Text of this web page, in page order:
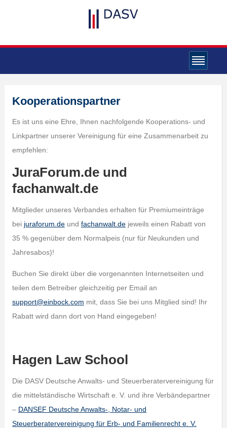
Kooperationspartner
Es ist uns eine Ehre, Ihnen nachfolgende Kooperations- und
Linkpartner unserer Vereinigung für eine Zusammenarbeit zu
empfehlen:
JuraForum.de und
fachanwalt.de
Mitglieder unseres Verbandes erhalten für Premiumeinträge
bei juraforum.deund fachanwalt.dejeweils einen Rabatt von
35 % gegenüber dem Normalpeis (nur für Neukunden und
Jahresabos)!
Buchen Sie direkt über die vorgenannten Internetseiten und
teilen dem Betreiber gleichzeitig per Email an
support@einbock.com mit, dass Sie bei uns Mitglied sind! Ihr
Rabatt wird dann dort von Hand eingegeben!
Hagen Law School
Die DASV Deutsche Anwalts- und Steuerberatervereinigung für
die mittelständische Wirtschaft e. V. und ihre Verbändepartner
– DANSEF Deutsche Anwalts-, Notar- und
Steuerberatervereinigung für Erb- und Familienrecht e. V.